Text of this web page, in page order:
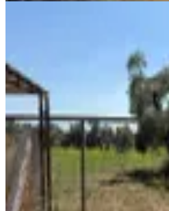
Remax
İzmir, Torbalı
·1.303/m²
3.250.000 ₺
RE/MAX SMYRNA Bora Sağsoy
Ara